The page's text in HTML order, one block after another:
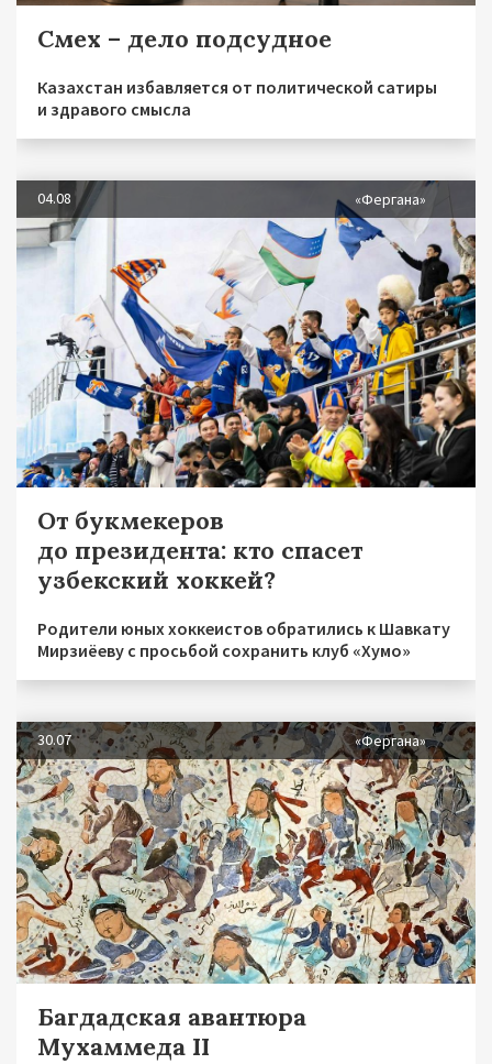
Смех – дело подсудное
Казахстан избавляется от политической сатиры
и здравого смысла
04.08 «Фергана»
От букмекеров
до президента: кто спасет
узбекский хоккей?
Родители юных хоккеистов обратились к Шавкату
Мирзиёеву с просьбой сохранить клуб «Хумо»
30.07 «Фергана»
Багдадская авантюра
Мухаммеда II